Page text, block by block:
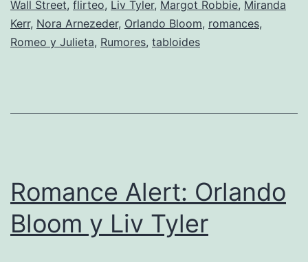
Wall Street, flirteo, Liv Tyler, Margot Robbie, Miranda
Kerr, Nora Arnezeder, Orlando Bloom, romances,
Romeo y Julieta, Rumores, tabloides
Romance Alert: Orlando
Bloom y Liv Tyler